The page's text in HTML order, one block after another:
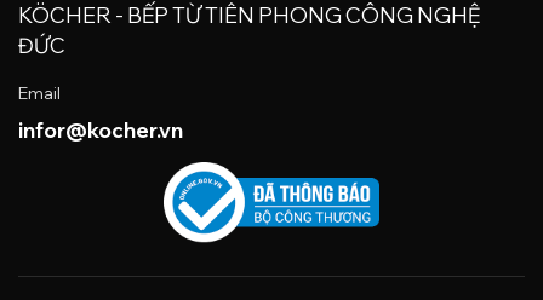
KÖCHER - BẾP TỪ TIÊN PHONG CÔNG NGHỆ
ĐỨC
Email
infor@kocher.vn